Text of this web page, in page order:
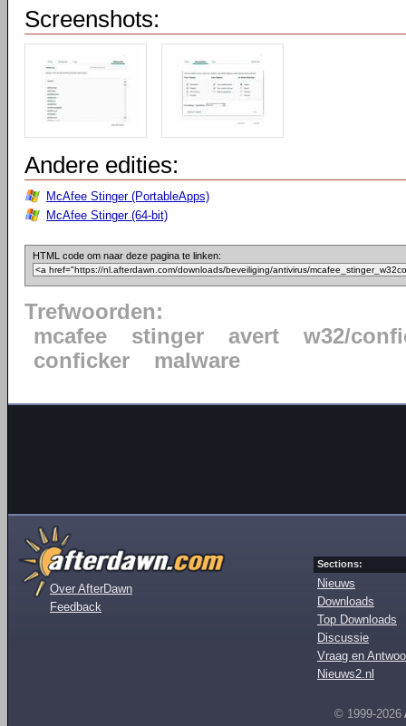
Screenshots:
Andere edities:
McAfee Stinger (PortableApps)
McAfee Stinger (64-bit)
HTML code om naar deze pagina te linken:
Trefwoorden:
mcafee
stinger avert
w32/
conficker
malware
Over AfterDawn
Feedback
Sections:
Nieuws
Downloads
Top Downloads
Discussie
Vraag en
Nieuws2.nl
© 1999-2026